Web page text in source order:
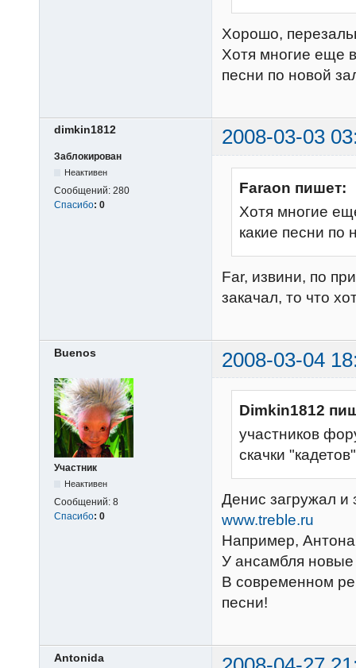
Хорошо,
Хотя многие еще
песни по новой
dimkin1812 2008-03-03
Заблокирован
Неактивен
Сообщений: 280
Спасибо: 0
Faraon пишет:
Хотя многие
какие песни по
Far, извини, по
закачал, то что
Buenos 2008-03-04
Участник
Неактивен
Сообщений: 8
Спасибо: 0
Dimkin1812
участников
скачки
Денис загружал и
www.treble.ru
Например,
У ансамбля
В современном
песни!
Antonida